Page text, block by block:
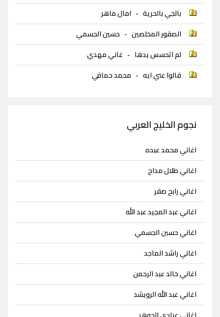
بالجي بالحرية - امال ماهر
الصقور المخلصين - حسين الجسمي
لم اتحسس يدها - غاني مهدي
قالوا عني ايه - محمد حماقي
نجوم الخليج العربي
اغاني محمد عبده
اغاني طلال مداح
اغاني رابح صقر
اغاني عبد المجيد عبد الله
اغاني حسين الجسمي
اغاني راشد الماجد
اغاني خالد عبد الرحمن
اغاني عبد الله الرويشد